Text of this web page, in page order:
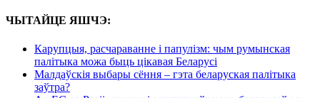
ЧЫТАЙЦЕ ЯШЧЭ:
Карупцыя, расчараванне і папулізм: чым румынская
палітыка можа быць цікавая Беларусі
Малдаўскія выбары сёння – гэта беларуская палітыка
заўтра?